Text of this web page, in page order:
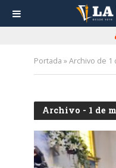
Portada »Archivo de 1
Archivo - 1 de